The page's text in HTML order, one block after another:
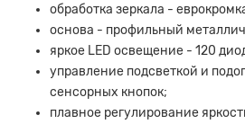
обработка зеркала -
основа - профильный
яркое LED освещение - 120
управление подсветкой и
сенсорных кнопок;
плавное регулирование